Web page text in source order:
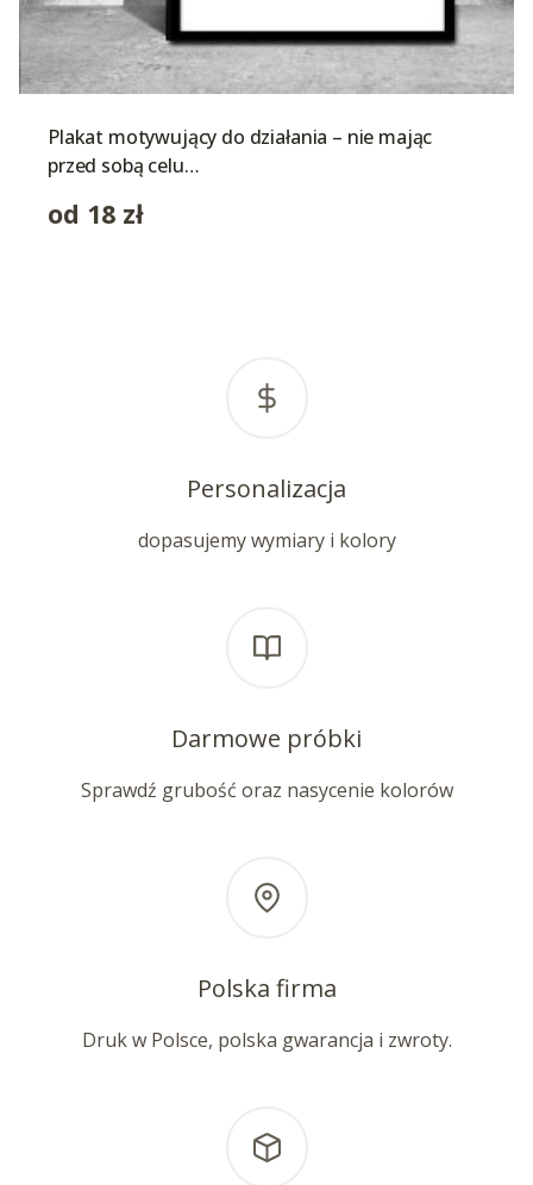
Plakat motywujący do działania – nie mając
przed sobą celu…
od 18 zł
Personalizacja
dopasujemy wymiary i kolory
Darmowe próbki
Sprawdź grubość oraz nasycenie kolorów
Polska firma
Druk w Polsce, polska gwarancja i zwroty.